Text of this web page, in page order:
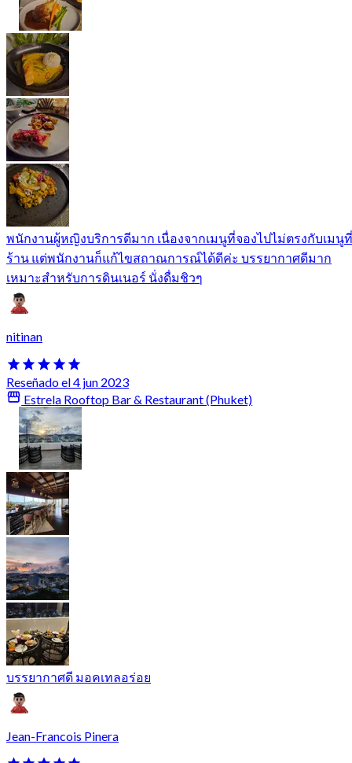
พนักงานผู้หญิงบริการดีมาก เนื่องจากเมนูที่จองไปไม่ตรงกับเมนูที่
ร้าน แต่พนักงานก็แก้ไขสถาณการณ์ได้ดีค่ะ บรรยากาศดีมาก
เหมาะสำหรับการดินเนอร์ นั่งดื่มชิวๆ
nitinan
Reseñado el 4 jun 2023
Estrela Rooftop Bar & Restaurant (Phuket)
บรรยากาศดี มอคเทลอร่อย
Jean-Francois Pinera